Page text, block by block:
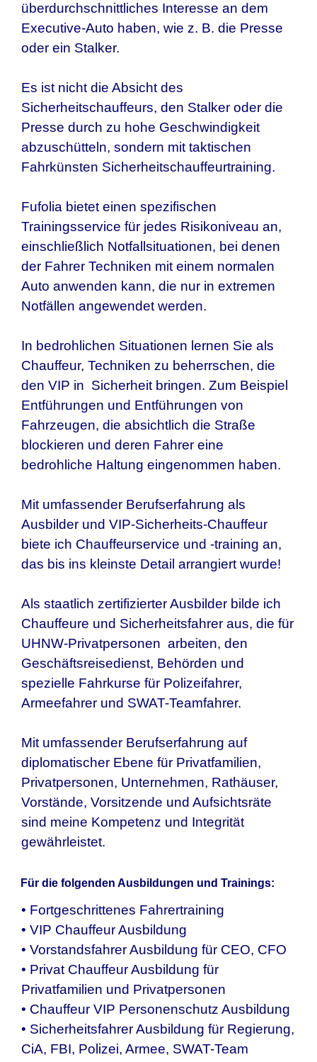
überdurchschnittliches Interesse an dem
Executive-Auto haben, wie z. B. die Presse
oder ein Stalker.
Es ist nicht die Absicht des
Sicherheitschauffeurs, den Stalker oder die
Presse durch zu hohe Geschwindigkeit
abzuschütteln, sondern mit taktischen
Fahrkünsten Sicherheitschauffeurtraining.
Fufolia bietet einen spezifischen
Trainingsservice für jedes Risikoniveau an,
einschließlich Notfallsituationen, bei denen
der Fahrer Techniken mit einem normalen
Auto anwenden kann, die nur in extremen
Notfällen angewendet werden.
In bedrohlichen Situationen lernen Sie als
Chauffeur, Techniken zu beherrschen, die
den VIP in Sicherheit bringen. Zum Beispiel
Entführungen und Entführungen von
Fahrzeugen, die absichtlich die Straße
blockieren und deren Fahrer eine
bedrohliche Haltung eingenommen haben.
Mit umfassender Berufserfahrung als
Ausbilder und VIP-Sicherheits-Chauffeur
biete ich Chauffeurservice und -training an,
das bis ins kleinste Detail arrangiert wurde!
Als staatlich zertifizierter Ausbilder bilde ich
Chauffeure und Sicherheitsfahrer aus, die für
UHNW-Privatpersonen arbeiten, den
Geschäftsreisedienst, Behörden und
spezielle Fahrkurse für Polizeifahrer,
Armeefahrer und SWAT-Teamfahrer.
Mit umfassender Berufserfahrung auf
diplomatischer Ebene für Privatfamilien,
Privatpersonen, Unternehmen, Rathäuser,
Vorstände, Vorsitzende und Aufsichtsräte
sind meine Kompetenz und Integrität
gewährleistet.
Für die folgenden Ausbildungen und Trainings:
• Fortgeschrittenes Fahrertraining
• VIP Chauffeur Ausbildung
• Vorstandsfahrer Ausbildung für CEO, CFO
• Privat Chauffeur Ausbildung für
Privatfamilien und Privatpersonen
• Chauffeur VIP Personenschutz Ausbildung
• Sicherheitsfahrer Ausbildung für Regierung,
CiA, FBI, Polizei, Armee, SWAT-Team